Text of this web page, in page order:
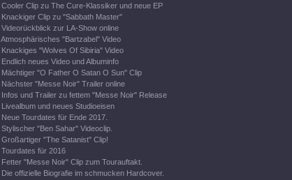
Cooler Clip zu The Cure-Klassiker und neue EP
Knackiger Clip zu "Sabbath Master"
Videorückblick zur LA-Show online
Atmosphärisches "Bartzabel" Video
Knackiges "Wolves Of Sibiria" Video
Endlich neues Video und Albuminfo
Mächtiger "O Father O Satan O Sun" Clip
Nächster "Messe Noir" Trailer online
Infos und Trailer zu fettem "Messe Noir" Release
Livealbum und neues Studioeisen
Neue Tourdates für Ende 2017.
Stylischer "Ben Sahar" Videoclip.
Großartiger "The Satanist" Clip!
Tourdates für 2016
Fetter "Messe Noir" Clip zum Tourauftakt.
Die offizielle Biografie im schmucken Hardcover.